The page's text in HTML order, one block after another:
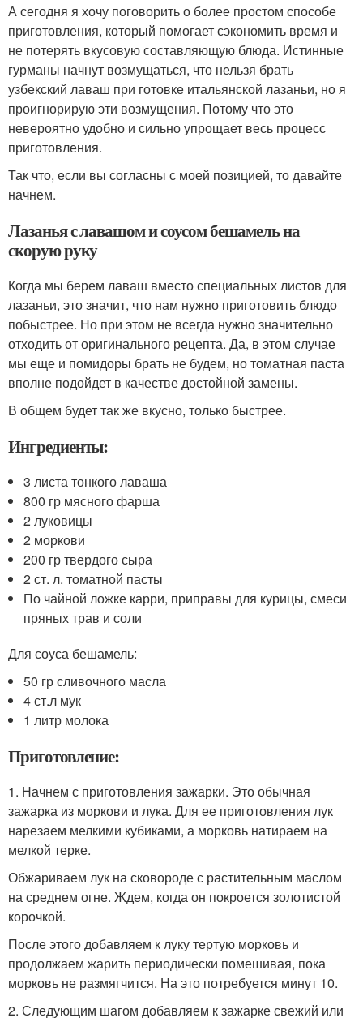
А сегодня я хочу поговорить о более простом способе
приготовления, который помогает сэкономить время и
не потерять вкусовую составляющую блюда. Истинные
гурманы начнут возмущаться, что нельзя брать
узбекский лаваш при готовке итальянской лазаньи, но я
проигнорирую эти возмущения. Потому что это
невероятно удобно и сильно упрощает весь процесс
приготовления.
Так что, если вы согласны с моей позицией, то давайте
начнем.
Лазанья с лавашом и соусом бешамель на
скорую руку
Когда мы берем лаваш вместо специальных листов для
лазаньи, это значит, что нам нужно приготовить блюдо
побыстрее. Но при этом не всегда нужно значительно
отходить от оригинального рецепта. Да, в этом случае
мы еще и помидоры брать не будем, но томатная паста
вполне подойдет в качестве достойной замены.
В общем будет так же вкусно, только быстрее.
Ингредиенты:
3 листа тонкого лаваша
800 гр мясного фарша
2 луковицы
2 моркови
200 гр твердого сыра
2 ст. л. томатной пасты
По чайной ложке карри, приправы для курицы, смеси
пряных трав и соли
Для соуса бешамель:
50 гр сливочного масла
4 ст.л мук
1 литр молока
Приготовление:
1. Начнем с приготовления зажарки. Это обычная
зажарка из моркови и лука. Для ее приготовления лук
нарезаем мелкими кубиками, а морковь натираем на
мелкой терке.
Обжариваем лук на сковороде с растительным маслом
на среднем огне. Ждем, когда он покроется золотистой
корочкой.
После этого добавляем к луку тертую морковь и
продолжаем жарить периодически помешивая, пока
морковь не размягчится. На это потребуется минут 10.
2. Следующим шагом добавляем к зажарке свежий или